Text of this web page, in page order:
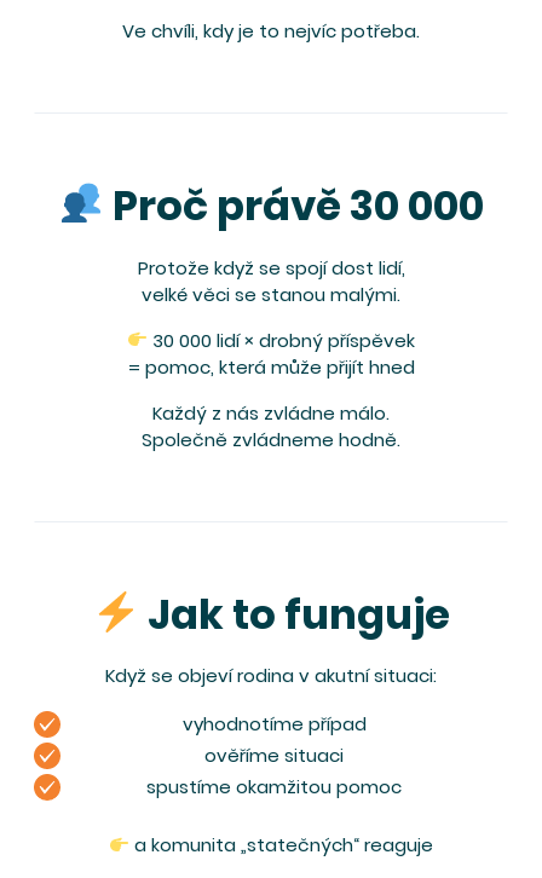
Ve chvíli, kdy je to nejvíc potřeba.
Proč právě 30 000
Protože když se spojí dost lidí,
velké věci se stanou malými.
30 000 lidí × drobný příspěvek
= pomoc, která může přijít hned
Každý z nás zvládne málo.
Společně zvládneme hodně.
Jak to funguje
Když se objeví rodina v akutní situaci:
vyhodnotíme případ
ověříme situaci
spustíme okamžitou pomoc
a komunita „statečných“ reaguje